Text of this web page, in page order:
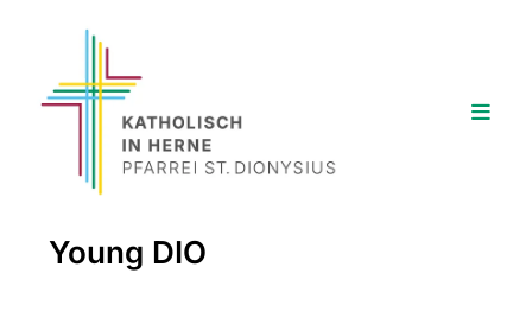
Young DIO